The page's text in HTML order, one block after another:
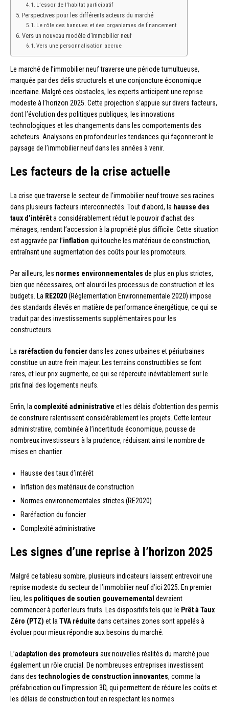
L’essor de l’habitat participatif
Perspectives pour les différents acteurs du marché
Le rôle des banques et des organismes de financement
Vers un nouveau modèle d’immobilier neuf
Vers une personnalisation accrue
Le marché de l’immobilier neuf traverse une période tumultueuse,
marquée par des défis structurels et une conjoncture économique
incertaine. Malgré ces obstacles, les experts anticipent une reprise
modeste à l’horizon 2025. Cette projection s’appuie sur divers facteurs,
dont l’évolution des politiques publiques, les innovations
technologiques et les changements dans les comportements des
acheteurs. Analysons en profondeur les tendances qui façonneront le
paysage de l’immobilier neuf dans les années à venir.
Les facteurs de la crise actuelle
La crise que traverse le secteur de l’immobilier neuf trouve ses racines
dans plusieurs facteurs interconnectés. Tout d’abord, la hausse des
taux d’intérêta considérablement réduit le pouvoir d’achat des
ménages, rendant l’accession à la propriété plus difficile. Cette situation
est aggravée par l’inflation qui touche les matériaux de construction,
entraînant une augmentation des coûts pour les promoteurs.
Par ailleurs, les normes environnementales de plus en plus strictes,
bien que nécessaires, ont alourdi les processus de construction et les
budgets. La RE2020(Réglementation Environnementale 2020) impose
des standards élevés en matière de performance énergétique, ce qui se
traduit par des investissements supplémentaires pour les
constructeurs.
La raréfaction du foncierdans les zones urbaines et périurbaines
constitue un autre frein majeur. Les terrains constructibles se font
rares, et leur prix augmente, ce qui se répercute inévitablement sur le
prix final des logements neufs.
Enfin, la complexité administrative et les délais d’obtention des permis
de construire ralentissent considérablement les projets. Cette lenteur
administrative, combinée à l’incertitude économique, pousse de
nombreux investisseurs à la prudence, réduisant ainsi le nombre de
mises en chantier.
Hausse des taux d’intérêt
Inflation des matériaux de construction
Normes environnementales strictes (RE2020)
Raréfaction du foncier
Complexité administrative
Les signes d’une reprise à l’horizon 2025
Malgré ce tableau sombre, plusieurs indicateurs laissent entrevoir une
reprise modeste du secteur de l’immobilier neuf d’ici 2025. En premier
lieu, les politiques de soutien gouvernemental devraient
commencer à porter leurs fruits. Les dispositifs tels que le Prêt à Taux
Zéro (PTZ) et la TVA réduite dans certaines zones sont appelés à
évoluer pour mieux répondre aux besoins du marché.
L’adaptation des promoteurs aux nouvelles réalités du marché joue
également un rôle crucial. De nombreuses entreprises investissent
dans des technologies de construction innovantes, comme la
préfabrication ou l’impression 3D, qui permettent de réduire les coûts et
les délais de construction tout en respectant les normes